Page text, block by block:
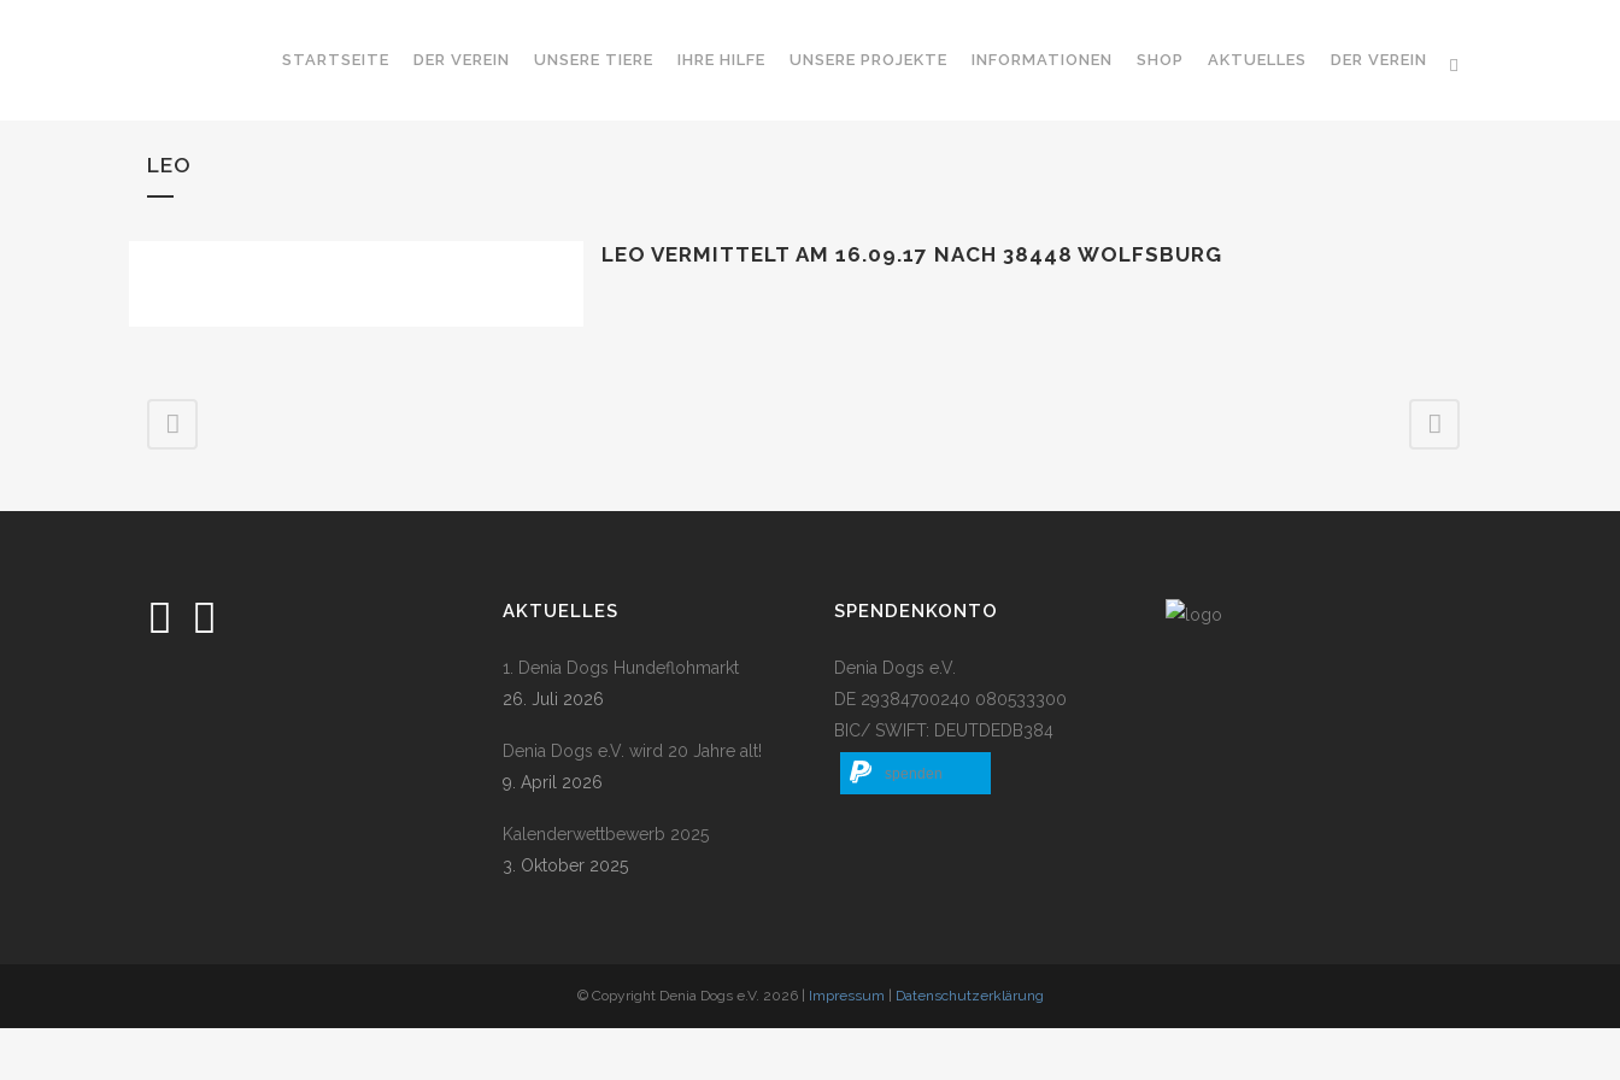
STARTSEITE DER VEREIN UNSERE TIERE IHRE HILFE UNSERE PROJEKTE INFORMATIONEN SHOP AKTUELLES DER VEREIN
LEO
LEO VERMITTELT AM 16.09.17 NACH 38448 WOLFSBURG
AKTUELLES
1. Denia Dogs Hundeflohmarkt
26. Juli 2026
Denia Dogs e.V. wird 20 Jahre alt!
9. April 2026
Kalenderwettbewerb 2025
3. Oktober 2025
SPENDENKONTO
Denia Dogs e.V.
DE 29384700240 080533300
BIC/ SWIFT: DEUTDEDB384
spenden
© Copyright Denia Dogs e.V. 2026 | Impressum Datenschutzerklärung